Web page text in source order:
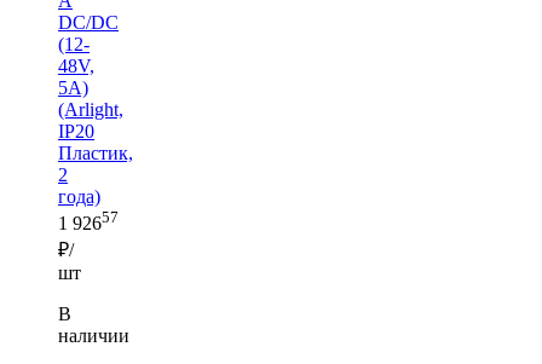
DC/DC
(12-
48V,
5A)
(Arlight,
IP20
Пластик,
2
года)
1 92657
₽/
шт
В
наличии